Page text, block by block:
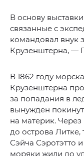
В основу
связанные с
командовал внук
Крузенштерна, —
В 1862 году
Крузенштерна
за попадания в
вынужден
на материк.
до острова
Сэйча Сэротэтто
моряки жили до